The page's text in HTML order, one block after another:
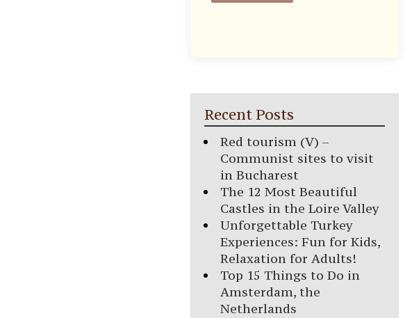
Recent Posts
Red tourism (V) –
Communist sites to visit
in Bucharest
The 12 Most Beautiful
Castles in the Loire Valley
Unforgettable Turkey
Experiences: Fun for Kids,
Relaxation for Adults!
Top 15 Things to Do in
Amsterdam, the
Netherlands